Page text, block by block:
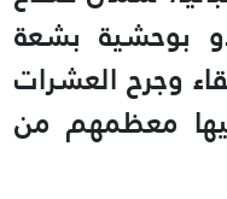
بوحشية بشعة
وجرح العشرات
معظمهم من